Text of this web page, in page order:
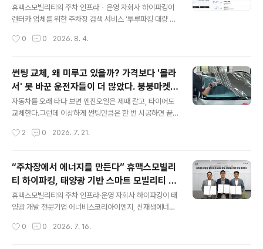
며 지역ᆞ차량 대수별 주차장 실시간 검색
휴맥스모빌리티의 주차 인프라ᆞ운영 자회사 하이파킹이
렌터카 업체를 위한 주차장 검색 서비스 '투루파킹 대량 입
있으며, 렌터카 업체가 대량의 차량을 세울 수 있는 주차장
30만대를 넘어섰다. 차량 규모가 커지는 만큼 렌터카 업체
는 차고지 확보에 어려움을 겪는 경우가 많다. 차량 등록을
위해서는 지자체가 인정하는 ‘인가형 차고지 증명’이 필요
한 경우도 있어, 조건에 맞는 주차장을 개별 확인하고 문의
하는 데 상당한 시간이 소요됐다. 이번에 출시한 주차 서비
주차장의 운영 정보를 조회하고 상담을 신청할 수 있도록
0 0 2026. 8. 4.
썬팅 교체, 왜 미루고 있을까? 가격보다 '몰라
서' 못 바꾼 운전자들이 더 많았다. 붕붕마켓
썬팅 교체 캠페인 전국 200개 시공사와 함께
한다.
자동차를 오래 타다 보면 엔진오일은 제때 갈고, 타이어도
교체한다.그런데 이상하게 썬팅만큼은 한 번 시공하면 끝
교체해야 해?"라는 이야기를 자주 듣는다.실제로 조사 결
따르면 88.7%가 자동차 썬팅의 수명이나 권장 교체 주기
를 정확하게 모르고 있는 것으로 나타났다.더 흥미로운 점
은 썬팅을 교체하지 않는 이유였다.가장 많은 답변은 "굳이
바꿀 필요성을 못 느껴서"(47.7%)​였고, 그다음은 "관련 정
하는지 모르는 것'​이 가장 큰 이유였던 셈이다.막상 교체해
2 0 2026. 7. 21.
“주차장에서 에너지를 만든다” 휴맥스모빌리
티 하이파킹, 태양광 기반 스마트 모빌리티 인
프라 구축
휴맥스모빌리티의 주차 인프라·운영 자회사 하이파킹이 태
양광 개발 전문기업 에너비스코리아이엔지, 신재생에너지
공동 개발·운영을 위한 업무협약(MOU)'을 체결했다. 이번
0 0 2026. 7. 16.